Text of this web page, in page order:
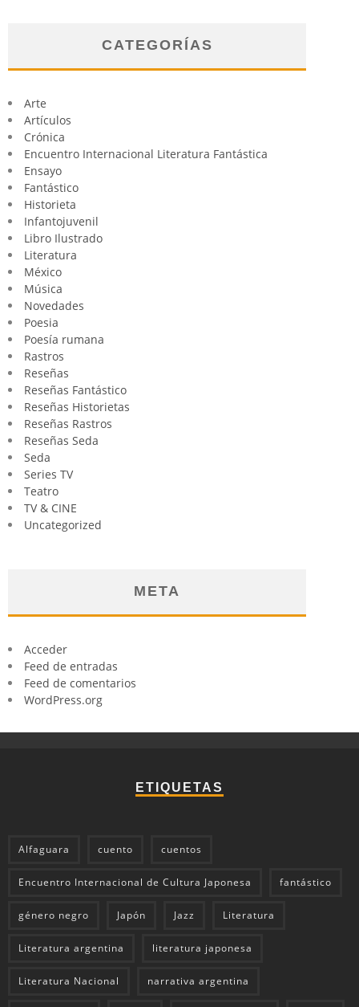
CATEGORÍAS
Arte
Artículos
Crónica
Encuentro Internacional Literatura Fantástica
Ensayo
Fantástico
Historieta
Infantojuvenil
Libro Ilustrado
Literatura
México
Música
Novedades
Poesia
Poesía rumana
Rastros
Reseñas
Reseñas Fantástico
Reseñas Historietas
Reseñas Rastros
Reseñas Seda
Seda
Series TV
Teatro
TV & CINE
Uncategorized
META
Acceder
Feed de entradas
Feed de comentarios
WordPress.org
ETIQUETAS
Alfaguara cuento cuentos
Encuentro Internacional de Cultura Japonesa fantástico
género negro Japón Jazz Literatura
Literatura argentina literatura japonesa
Literatura Nacional narrativa argentina